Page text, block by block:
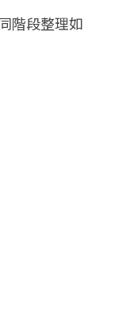
階段整理如